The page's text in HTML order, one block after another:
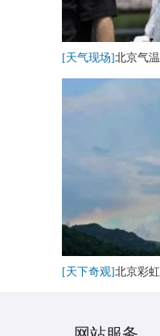
[天气现场]北京气
[天下奇观]北京彩